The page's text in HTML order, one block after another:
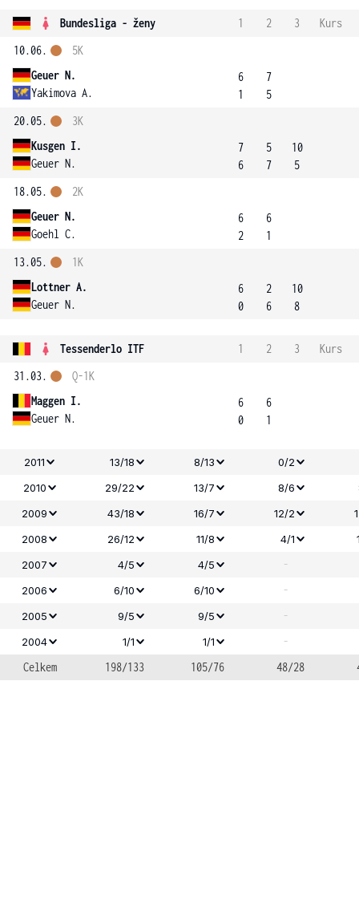
Bundesliga - ženy 1 2 3
Kurs
10.06.
Geuer N.
Yakimova A.
5K
6
1
7
5
20.05.
Kusgen I.
Geuer N.
3K
7
6
5
7
10
5
18.05.
Geuer N.
Goehl C.
2K
6
2
6
1
13.05.
Lottner A.
Geuer N.
1K
6
0
2
6
10
8
Tessenderlo ITF 1 2 3
Kurs
31.03.
Maggen I.
Geuer N.
Q-1K
6
0
6
1
2011 13/18 8/13 0/2
2010
29/22 13/7 8/6
2009
43/18 16/7 12/2
2008
26/12 11/8 4/1
2007
4/5 4/5 -
2006 6/10 6/10 -
2005 9/5 9/5 -
2004 1/1 1/1
-
Celkem
198/133 105/76 48/28